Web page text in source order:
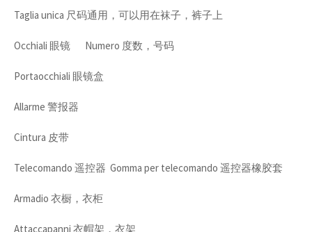
Taglia unica 尺码通用，可以用在袜子，裤子上
Occhiali 眼镜 Numero 度数，号码
Portaocchiali 眼镜盒
Allarme 警报器
Cintura 皮带
Telecomando 遥控器 Gomma per telecomando 遥控器橡胶套
Armadio 衣橱，衣柜
Attaccapanni 衣帽架，衣架